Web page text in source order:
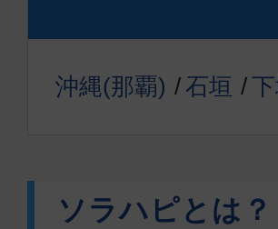
沖縄(那覇) 石垣
ソラハピとは？